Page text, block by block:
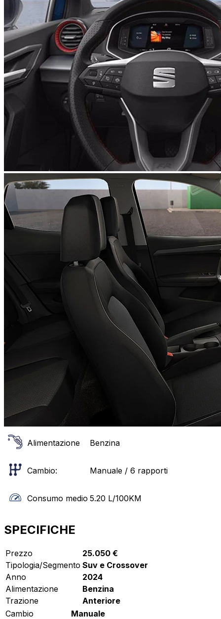
Alimentazione Benzina
Cambio: Manuale / 6 rapporti
Consumo medio 5.20 L/100KM
SPECIFICHE
Prezzo
25.050 €
Tipologia/Segmento Suv e Crossover
Anno
2024
Alimentazione
Benzina
Trazione
Anteriore
Cambio
Manuale